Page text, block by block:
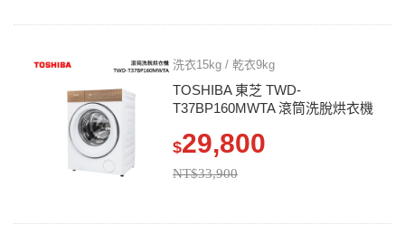
洗衣15kg / 乾衣9kg
TOSHIBA 東芝 TWD-
T37BP160MWTA 滾筒洗脫烘衣機
$29,800
NT$33,900